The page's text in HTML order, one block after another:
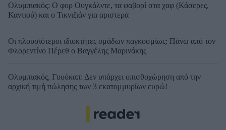
Ολυμπιακός: Ο φορ Ουγκάλντε, τα φαβορί στα χαφ (Κάσερες,
Καντιού) και ο Τικνιζιάν για αριστερά
Οι πλουσιότεροι ιδιοκτήτες ομάδων παγκοσμίως: Πάνω από τον
Φλορεντίνο Πέρεθ ο Βαγγέλης Μαρινάκης
Ολυμπιακός, Γουόκαπ: Δεν υπάρχει οπισθοχώρηση από την
αρχική τιμή πώλησης των 3 εκατομμυρίων ευρώ!